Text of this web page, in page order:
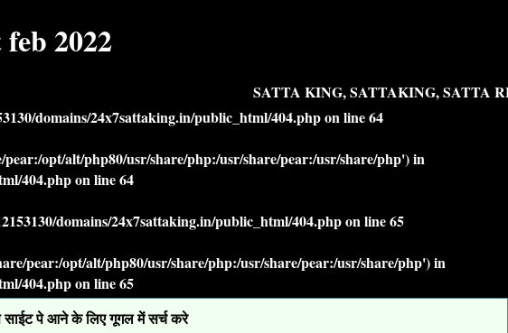
2022
SATTA KING, SATTAKING, SATTA
domains/24x7sattaking.in/public_html/404.phpon line64
opt/alt/php80/usr/share/php:/usr/share/pear:/usr/share/php') in
404.phpon line64
domains/24x7sattaking.in/public_html/404.phpon line65
pear:/opt/alt/php80/usr/share/php:/usr/share/pear:/usr/share/php') in
404.phpon line65
पे आने के लिए गूगल में सर्च करे